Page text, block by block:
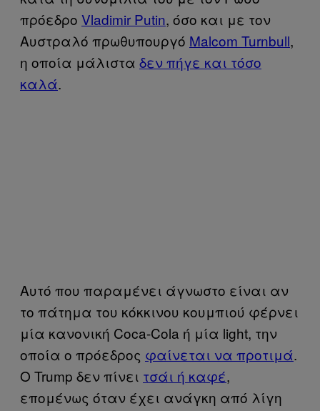
πρόεδρο Vladimir Putin, όσο και με τον
Αυστραλό πρωθυπουργό Malcom Turnbull,
η οποία μάλιστα δεν πήγε και τόσο
καλά.
Αυτό που παραμένει άγνωστο είναι αν
το πάτημα του κόκκινου κουμπιού φέρνει
μία κανονική Coca-Cola ή μία light, την
οποία ο πρόεδρος φαίνεται να προτιμά.
Ο Trump δεν πίνει τσάι ή καφέ,
επομένως όταν έχει ανάγκη από λίγη